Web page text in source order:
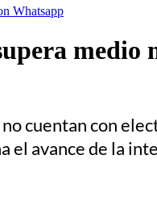
medio
cuentan con
el avance de la